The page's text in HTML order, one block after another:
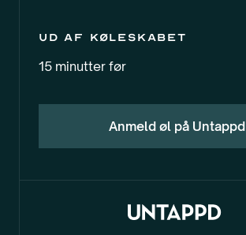
Ud af køleskabet
15 minutter før
Anmeld øl på Untappd